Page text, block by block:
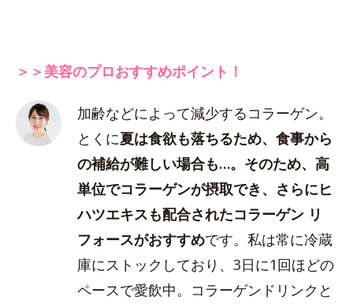
＞＞美容のプロおすすめポイント！
加齢などによって減少するコラーゲン。
とくに夏は食欲も落ちるため、食事から
の補給が難しい場合も…。そのため、高
単位でコラーゲンが摂取でき、さらにヒ
ハツエキスも配合されたコラーゲン リ
フォースがおすすめです。私は常に冷蔵
庫にストックしており、3日に1回ほどの
ペースで愛飲中。コラーゲンドリンクと